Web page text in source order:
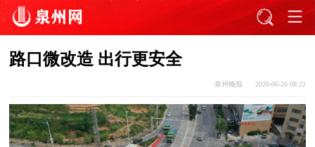
路口微改造 出行更安全
泉州晚报 2026-06-26 08:22